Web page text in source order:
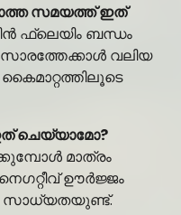
സമയത്ത് ഇത്
ഫ്ലെയിം ബന്ധം
വലിയ
ചെയ്യാമോ?
മാത്രം
ഊർജ്ജം
സാധ്യതയുണ്ട്.